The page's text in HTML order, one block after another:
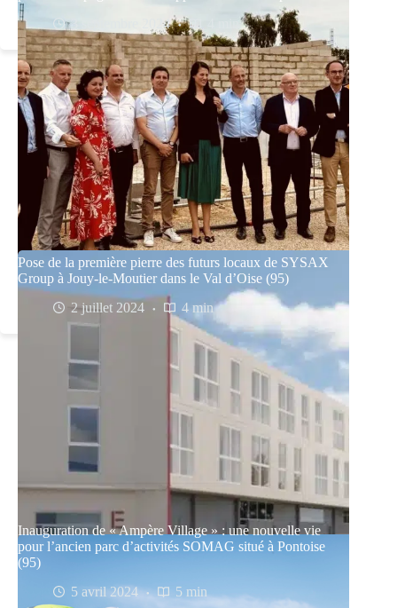
3 septembre 2024
Pose de la première pierre des futurs locaux de SYSAX
Group à Jouy-le-Moutier dans le Val d’Oise (95)
2 juillet 2024
4 min
Inauguration de « Ampère Village » : une nouvelle vie
pour l’ancien parc d’activités SOMAG situé à Pontoise
(95)
5 avril 2024
5 min